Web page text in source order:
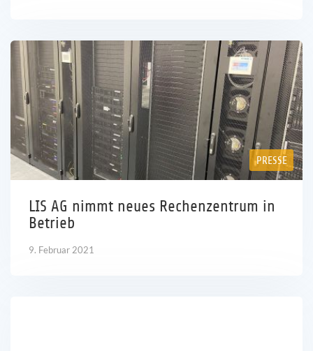
PRESSE
LIS AG nimmt neues Rechenzentrum in
Betrieb
9. Februar 2021